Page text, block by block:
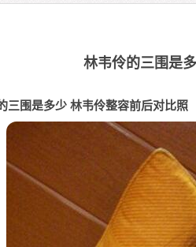
林韦伶的三围是
三围是多少 林韦伶整容前后对比照